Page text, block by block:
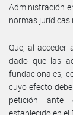
Administración
normas jurídicas
Que, al acceder
dado que las
fundacionales,
cuyo efecto
petición ante
establecido en el